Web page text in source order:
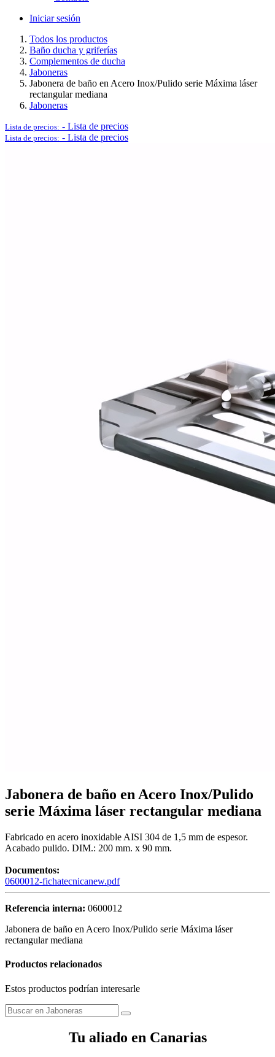
Logística y Equipamiento Auxiliar
Ver todo en Logística y Equipamiento Auxiliar→
Contra insectos
Iniciar sesión
Todos los productos
Baño ducha y griferías
Complementos de ducha
Jaboneras
Jabonera de baño en Acero Inox/Pulido serie Máxima láser
rectangular mediana
Jaboneras
Lista de precios: - Lista de precios
Lista de precios: - Lista de precios
Jabonera de baño en Acero Inox/Pulido
serie Máxima láser rectangular mediana
Fabricado en acero inoxidable AISI 304 de 1,5 mm de espesor.
Acabado pulido. DIM.: 200 mm. x 90 mm.
Documentos:
0600012-fichatecnicanew.pdf
Referencia interna: 0600012
Jabonera de baño en Acero Inox/Pulido serie Máxima láser
rectangular mediana
Productos relacionados
Estos productos podrían interesarle
Tu aliado en Canarias